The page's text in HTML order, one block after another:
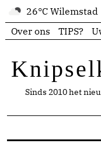
26°C Wilemstad
Over ons
TIPS?
Sinds 2010 het